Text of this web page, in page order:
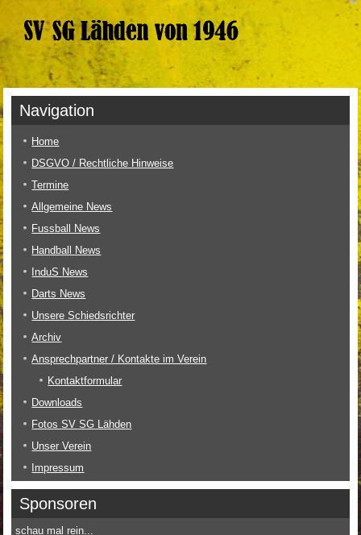
Navigation
Home
DSGVO / Rechtliche Hinweise
Termine
Allgemeine News
Fussball News
Handball News
InduS News
Darts News
Unsere Schiedsrichter
Archiv
Ansprechpartner / Kontakte im Verein
Kontaktformular
Downloads
Fotos SV SG Lähden
Unser Verein
Impressum
Sponsoren
schau mal rein...